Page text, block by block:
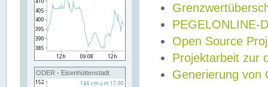
ODER - Eisenhüttenstadt
PEGELONLINE-
Open Source
Projektarbeit zur
Generierung von